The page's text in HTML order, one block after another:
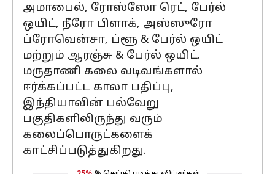
அமாபைல், ரோஸ்ஸோ ரெட், பேர்ல்
ஒயிட், நீரோ பிளாக், அஸ்ஸுரோ
ப்ரோவென்சா, ப்ளூ & பேர்ல் ஒயிட்
மற்றும் ஆரஞ்சு & பேர்ல் ஒயிட்.
மருதாணி கலை வடிவங்களால்
ஈர்க்கப்பட்ட காலா பதிப்பு,
இந்தியாவின் பல்வேறு
பகுதிகளிலிருந்து வரும்
கலைப்பொருட்களைக்
காட்சிப்படுத்துகிறது.